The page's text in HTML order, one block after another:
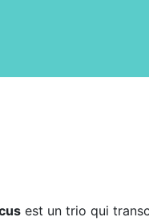
est un trio qui